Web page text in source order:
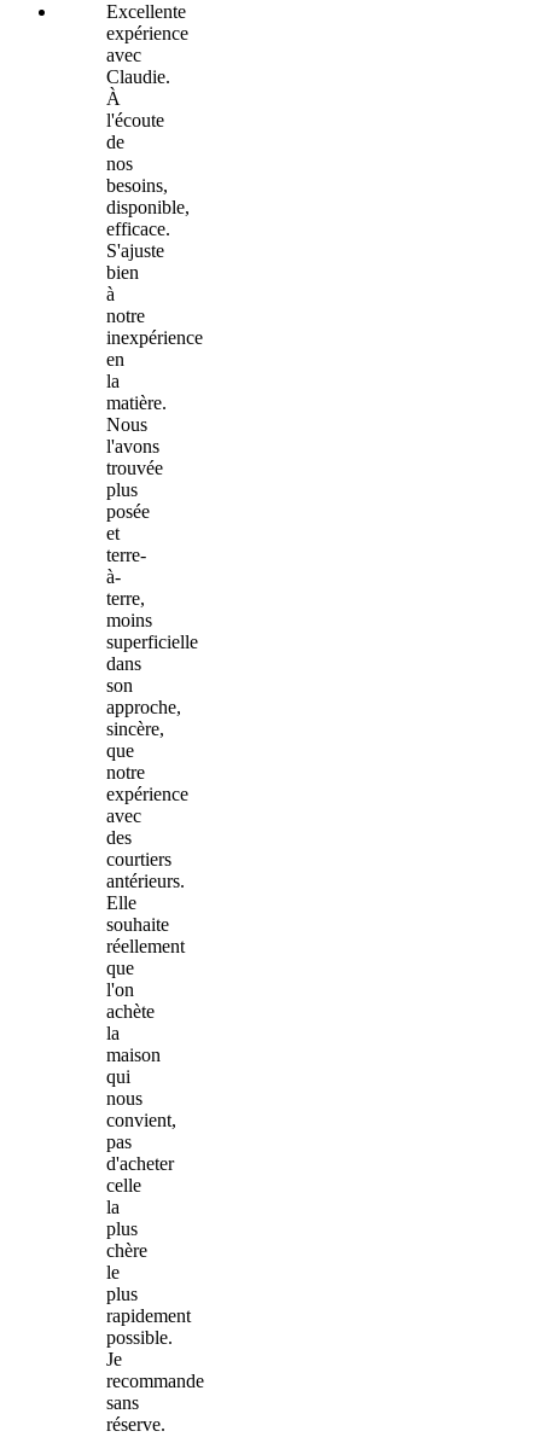
Excellente
expérience
avec
Claudie.
À
l'écoute
de
nos
besoins,
disponible,
efficace.
S'ajuste
bien
à
notre
inexpérience
en
la
matière.
Nous
l'avons
trouvée
plus
posée
et
terre-
à-
terre,
moins
superficielle
dans
son
approche,
sincère,
que
notre
expérience
avec
des
courtiers
antérieurs.
Elle
souhaite
réellement
que
l'on
achète
la
maison
qui
nous
convient,
pas
d'acheter
celle
la
plus
chère
le
plus
rapidement
possible.
Je
recommande
sans
réserve.